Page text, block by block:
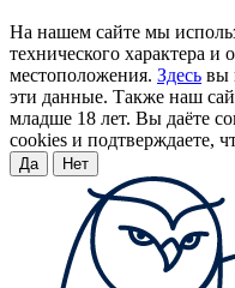
На нашем сайте мы
технического характера
местоположения. Здесь вы
эти данные. Также наш
младше 18 лет. Вы даёте
cookies и подтверждаете,
Да Нет